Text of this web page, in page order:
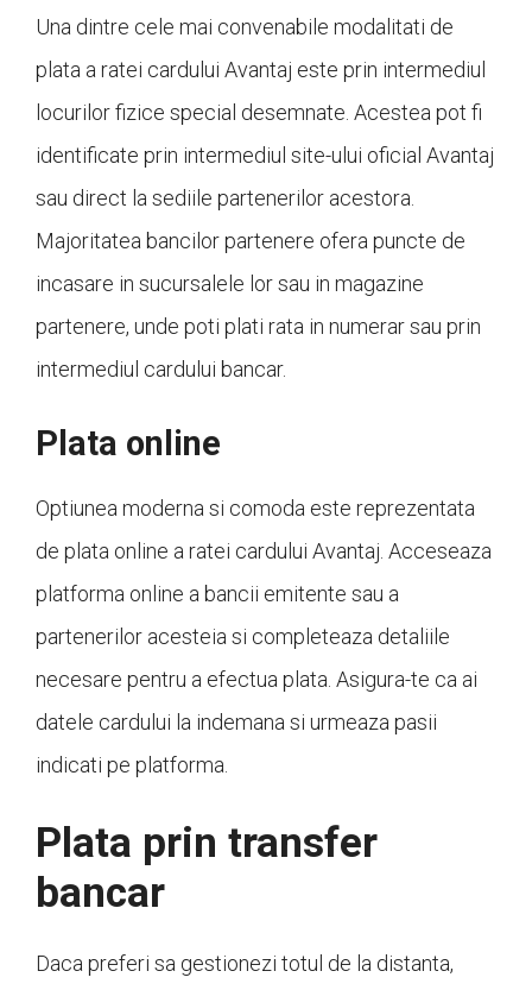
Una dintre cele mai convenabile modalitati de
plata a ratei cardului Avantaj este prin intermediul
locurilor fizice special desemnate. Acestea pot fi
identificate prin intermediul site-ului oficial Avantaj
sau direct la sediile partenerilor acestora.
Majoritatea bancilor partenere ofera puncte de
incasare in sucursalele lor sau in magazine
partenere, unde poti plati rata in numerar sau prin
intermediul cardului bancar.
Plata online
Optiunea moderna si comoda este reprezentata
de plata online a ratei cardului Avantaj. Acceseaza
platforma online a bancii emitente sau a
partenerilor acesteia si completeaza detaliile
necesare pentru a efectua plata. Asigura-te ca ai
datele cardului la indemana si urmeaza pasii
indicati pe platforma.
Plata prin transfer
bancar
Daca preferi sa gestionezi totul de la distanta,